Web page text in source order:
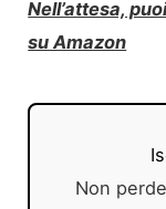
Nell’attesa,
su Amazon
Non